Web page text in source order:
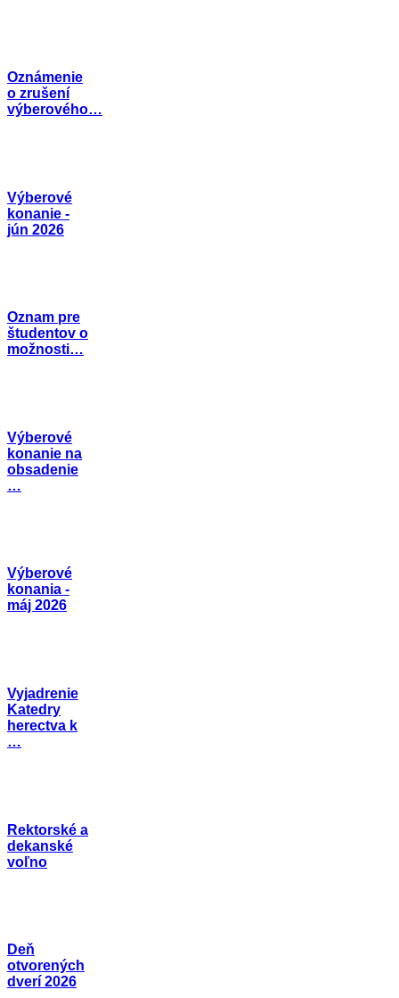
Oznámenie
o zrušení
výberového…
Výberové
konanie -
jún 2026
Oznam pre
študentov o
možnosti…
Výberové
konanie na
obsadenie
…
Výberové
konania -
máj 2026
Vyjadrenie
Katedry
herectva k
…
Rektorské a
dekanské
voľno
Deň
otvorených
dverí 2026